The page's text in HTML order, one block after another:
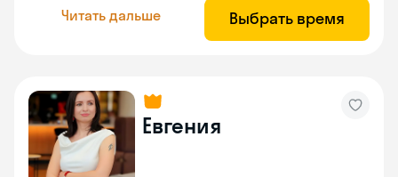
Читать дальше Выбрать время
Евгения